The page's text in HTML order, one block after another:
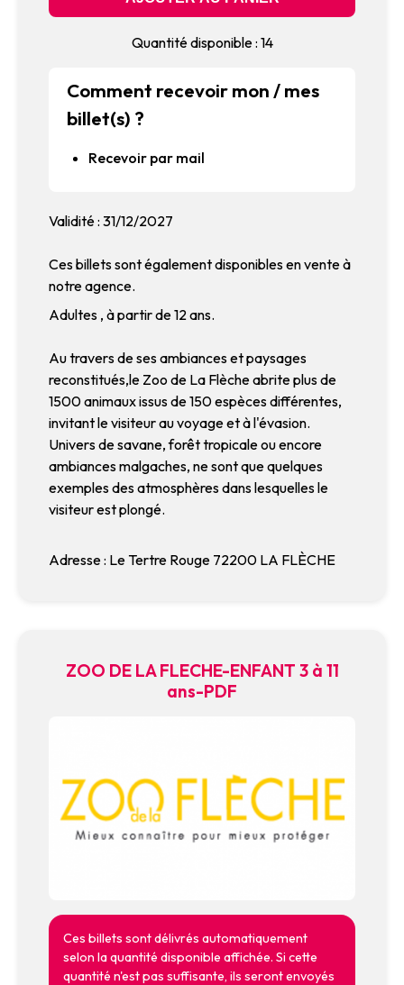
Quantité disponible : 14
Comment recevoir mon / mes
billet(s) ?
Recevoir par mail
Validité : 31/12/2027
Ces billets sont également disponibles en vente à
notre agence.
Adultes , à partir de 12 ans.
Au travers de ses ambiances et paysages
reconstitués,le Zoo de La Flèche abrite plus de
1500 animaux issus de 150 espèces différentes,
invitant le visiteur au voyage et à l'évasion.
Univers de savane, forêt tropicale ou encore
ambiances malgaches, ne sont que quelques
exemples des atmosphères dans lesquelles le
visiteur est plongé.
Adresse : Le Tertre Rouge 72200 LA FLÈCHE
ZOO DE LA FLECHE-ENFANT 3 à 11
ans-PDF
Ces billets sont délivrés automatiquement
selon la quantité disponible affichée. Si cette
quantité n'est pas suffisante, ils seront envoyés